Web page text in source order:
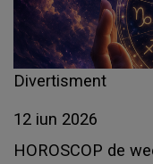
Divertisment
12 iun 2026
HOROSCOP de